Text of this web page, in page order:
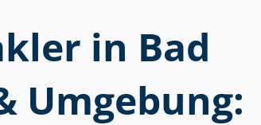
in Bad
Umgebung: